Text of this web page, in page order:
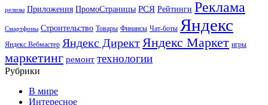
релизы Приложения ПромоСтраницы РСЯ Рейтинги Реклама
Смартфоны Строительство Товары Финансы Чат-боты Яндекс
Яндекс.Вебмастер Яндекс Директ Яндекс Маркет игры
маркетинг ремонт технологии
Рубрики
В мире
Интересное